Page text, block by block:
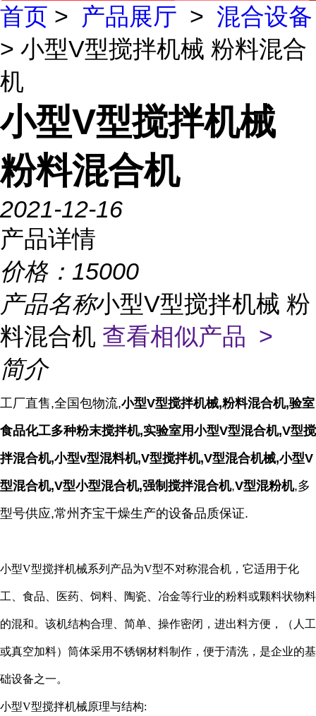
首页 > 产品展厅 > 混合设备
> 小型V型搅拌机械 粉料混合
机
小型V型搅拌机械
粉料混合机
2021-12-16
产品详情
价格： 15000
产品名称小型V型搅拌机械 粉
料混合机 查看相似产品 >
简介
工厂直售,全国包物流,小型V型搅拌机械,粉料混合机,验室
食品化工多种粉末搅拌机,实验室用小型V型混合机,V型搅
拌混合机,小型v型混料机,V型搅拌机,V型混合机械,小型V
型混合机,V型小型混合机,强制搅拌混合机,V型混粉机,多
型号供应,常州齐宝干燥生产的设备品质保证.
小型V型搅拌机械系列产品为V型不对称混合机，它适用于化
工、食品、医药、饲料、陶瓷、冶金等行业的粉料或颗料状物料
的混和。该机结构合理、简单、操作密闭，进出料方便，（人工
或真空加料）筒体采用不锈钢材料制作，便于清洗，是企业的基
础设备之一。
小型V型搅拌机械原理与结构: